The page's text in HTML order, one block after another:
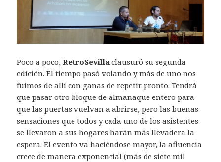
Poco a poco,RetroSevilla clausuró su segunda
edición. El tiempo pasó volando y más de uno nos
fuimos de allí con ganas de repetir pronto. Tendrá
que pasar otro bloque de almanaque entero para
que las puertas vuelvan a abrirse, pero las buenas
sensaciones que todos y cada uno de los asistentes
se llevaron a sus hogares harán más llevadera la
espera. El evento va haciéndose mayor, la afluencia
crece de manera exponencial (más de siete mil